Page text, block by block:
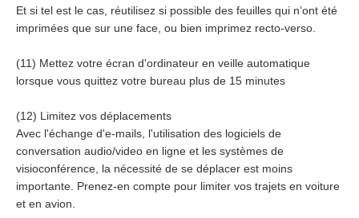
Et si tel est le cas, réutilisez si possible des feuilles qui n’ont été
imprimées que sur une face, ou bien imprimez recto-verso.
(11) Mettez votre écran d'ordinateur en veille automatique
lorsque vous quittez votre bureau plus de 15 minutes
(12) Limitez vos déplacements
Avec l'échange d'e-mails, l'utilisation des logiciels de
conversation audio/video en ligne et les systèmes de
visioconférence, la nécessité de se déplacer est moins
importante. Prenez-en compte pour limiter vos trajets en voiture
et en avion.